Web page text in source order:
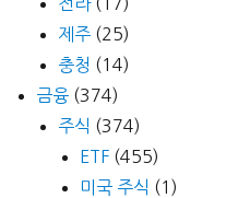
제주 (25)
충청 (14)
금융 (374)
주식 (374)
ETF (455)
미국 주식 (1)